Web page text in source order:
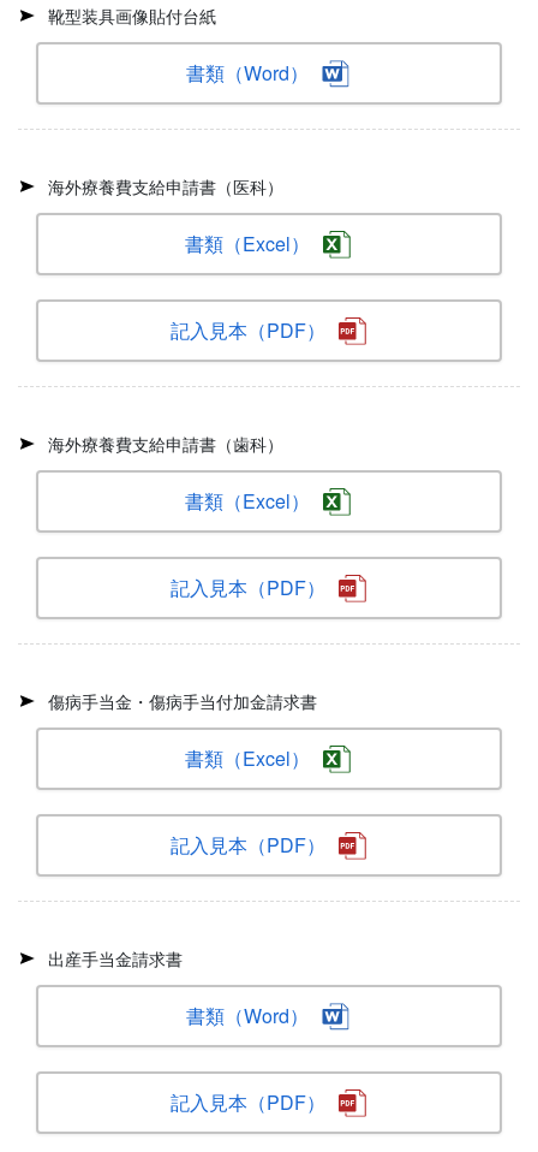
靴型装具画像貼付台紙
書類（Word）
海外療養費支給申請書（医科）
書類（Excel）
記入見本（PDF）
海外療養費支給申請書（歯科）
書類（Excel）
記入見本（PDF）
傷病手当金・傷病手当付加金請求書
書類（Excel）
記入見本（PDF）
出産手当金請求書
書類（Word）
記入見本（PDF）